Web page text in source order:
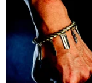
お手入れ方法:
ステンレス製のアク
りしても問題ありませ
着用後は、付属のクロ